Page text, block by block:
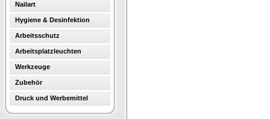
Nailart
Hygiene & Desinfektion
Arbeitsschutz
Arbeitsplatzleuchten
Werkzeuge
Zubehör
Druck und Werbemittel